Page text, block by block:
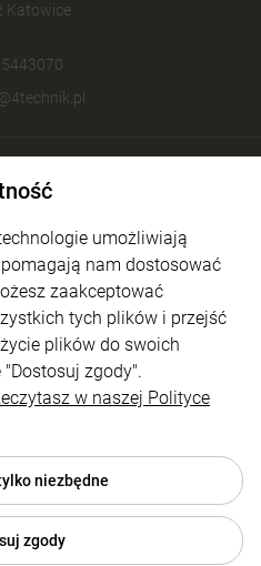
Katowice
i dostawa
nas
umożliwiają
nam dostosować
zaakceptować
tych plików i przejść
plików do swoich
zgody".
w naszej Polityce
niezbędne
zgody